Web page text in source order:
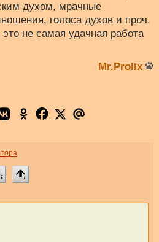
духом, мрачные
голоса духов и проч.
не самая удачная работа
Mr.Prolix